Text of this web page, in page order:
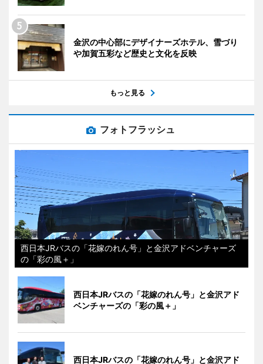
金沢の中心部にデザイナーズホテル、雪づり
や加賀五彩など歴史と文化を反映
もっと見る
フォトフラッシュ
西日本JRバスの「花嫁のれん号」と金沢アドベンチャーズ
の「彩の風＋」
西日本JRバスの「花嫁のれん号」と金沢アド
ベンチャーズの「彩の風＋」
西日本JRバスの「花嫁のれん号」と金沢アド